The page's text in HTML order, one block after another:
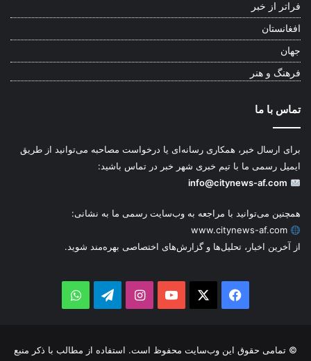
فراتر از خبر
افغانستان
جهان
فرهنگ و هنر
تماس با ما
برای ارسال خبر، همکاری رسانه‌ای یا درخواست مصاحبه می‌توانید از طریق
ایمیل رسمی ما با تیم خبری شهر خبر در تماس باشید:
info@citynews-af.com
همچنین می‌توانید با مراجعه به وب‌سایت رسمی ما به نشانی:
www.citynews-af.com
از آخرین اخبار، تحلیل‌ها و گزارش‌های اختصاصی بهره‌مند شوید.
Facebook
YouTube
Instagram
Telegram
WhatsApp
© تمامی حقوق این وب‌سایت محفوظ است. استفاده از مطالب با ذکر منبع